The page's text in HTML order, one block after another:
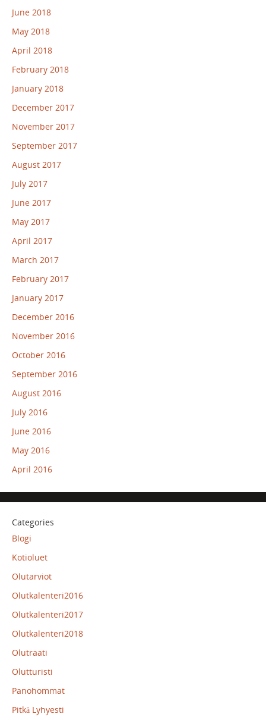
June 2018
May 2018
April 2018
February 2018
January 2018
December 2017
November 2017
September 2017
August 2017
July 2017
June 2017
May 2017
April 2017
March 2017
February 2017
January 2017
December 2016
November 2016
October 2016
September 2016
August 2016
July 2016
June 2016
May 2016
April 2016
Categories
Blogi
Kotioluet
Olutarviot
Olutkalenteri2016
Olutkalenteri2017
Olutkalenteri2018
Olutraati
Olutturisti
Panohommat
Pitkä Lyhyesti